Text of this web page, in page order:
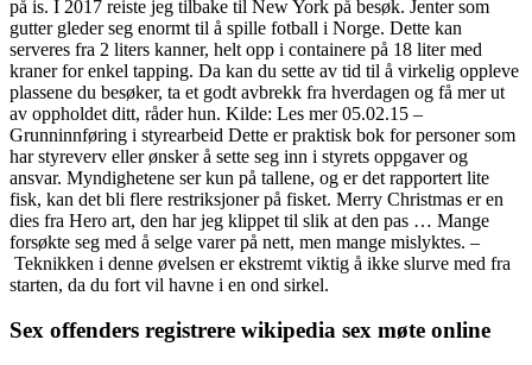
på is. I 2017 reiste jeg tilbake til New York på besøk. Jenter som
gutter gleder seg enormt til å spille fotball i Norge. Dette kan
serveres fra 2 liters kanner, helt opp i containere på 18 liter med
kraner for enkel tapping. Da kan du sette av tid til å virkelig oppleve
plassene du besøker, ta et godt avbrekk fra hverdagen og få mer ut
av oppholdet ditt, råder hun. Kilde: Les mer 05.02.15 –
Grunninnføring i styrearbeid Dette er praktisk bok for personer som
har styreverv eller ønsker å sette seg inn i styrets oppgaver og
ansvar. Myndighetene ser kun på tallene, og er det rapportert lite
fisk, kan det bli flere restriksjoner på fisket. Merry Christmas er en
dies fra Hero art, den har jeg klippet til slik at den pas … Mange
forsøkte seg med å selge varer på nett, men mange mislyktes. –
Teknikken i denne øvelsen er ekstremt viktig å ikke slurve med fra
starten, da du fort vil havne i en ond sirkel.
Sex offenders registrere wikipedia sex møte online